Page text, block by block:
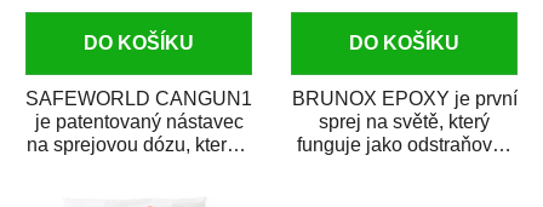
DO KOŠÍKU
SAFEWORLD CANGUN1
je patentovaný nástavec
na sprejovou dózu, který ji
DO KOŠÍKU
BRUNOX EPOXY je první
sprej na světě, který
funguje jako odstraňovač